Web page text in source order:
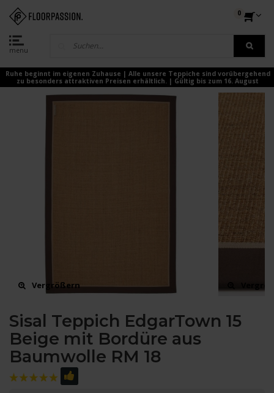
menu
0
Ruhe beginnt im eigenen Zuhause | Alle unsere Teppiche sind vorübergehend
zu besonders attraktiven Preisen erhältlich. | Gültig bis zum 16. August
Vergrößern
Sisal Teppich EdgarTown 15
Beige mit Bordüre aus
Baumwolle RM 18